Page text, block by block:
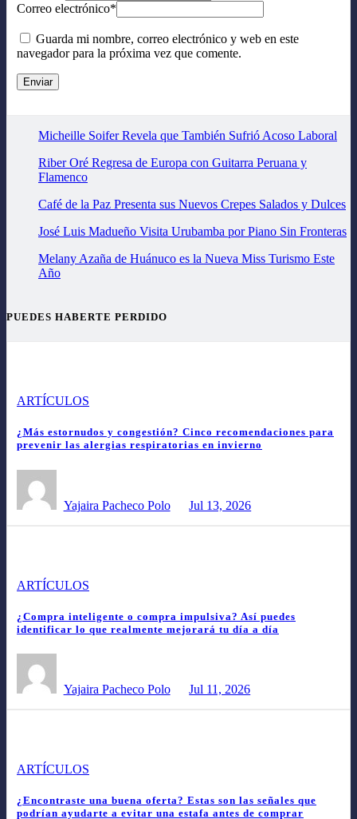
Correo electrónico*
Guarda mi nombre, correo electrónico y web en este
navegador para la próxima vez que comente.
Micheille Soifer Revela que También Sufrió Acoso Laboral
Riber Oré Regresa de Europa con Guitarra Peruana y
Flamenco
Café de la Paz Presenta sus Nuevos Crepes Salados y Dulces
José Luis Madueño Visita Urubamba por Piano Sin Fronteras
Melany Azaña de Huánuco es la Nueva Miss Turismo Este
Año
PUEDES HABERTE PERDIDO
ARTÍCULOS
¿Más estornudos y congestión? Cinco recomendaciones para
prevenir las alergias respiratorias en invierno
Yajaira Pacheco Polo Jul 13, 2026
ARTÍCULOS
¿Compra inteligente o compra impulsiva? Así puedes
identificar lo que realmente mejorará tu día a día
Yajaira Pacheco Polo Jul 11, 2026
ARTÍCULOS
¿Encontraste una buena oferta? Estas son las señales que
podrían ayudarte a evitar una estafa antes de comprar